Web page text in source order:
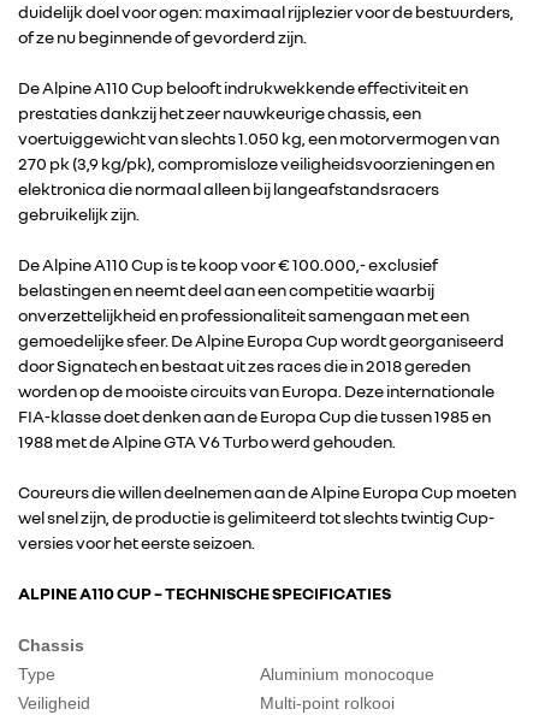
duidelijk doel voor ogen: maximaal rijplezier voor de bestuurders,
of ze nu beginnende of gevorderd zijn.
De Alpine A110 Cup belooft indrukwekkende effectiviteit en
prestaties dankzij het zeer nauwkeurige chassis, een
voertuiggewicht van slechts 1.050 kg, een motorvermogen van
270 pk (3,9 kg/pk), compromisloze veiligheidsvoorzieningen en
elektronica die normaal alleen bij langeafstandsracers
gebruikelijk zijn.
De Alpine A110 Cup is te koop voor € 100.000,- exclusief
belastingen en neemt deel aan een competitie waarbij
onverzettelijkheid en professionaliteit samengaan met een
gemoedelijke sfeer. De Alpine Europa Cup wordt georganiseerd
door Signatech en bestaat uit zes races die in 2018 gereden
worden op de mooiste circuits van Europa. Deze internationale
FIA-klasse doet denken aan de Europa Cup die tussen 1985 en
1988 met de Alpine GTA V6 Turbo werd gehouden.
Coureurs die willen deelnemen aan de Alpine Europa Cup moeten
wel snel zijn, de productie is gelimiteerd tot slechts twintig Cup-
versies voor het eerste seizoen.
ALPINE A110 CUP – TECHNISCHE SPECIFICATIES
Chassis
Type
Aluminium monocoque
Veiligheid
Multi-point rolkooi